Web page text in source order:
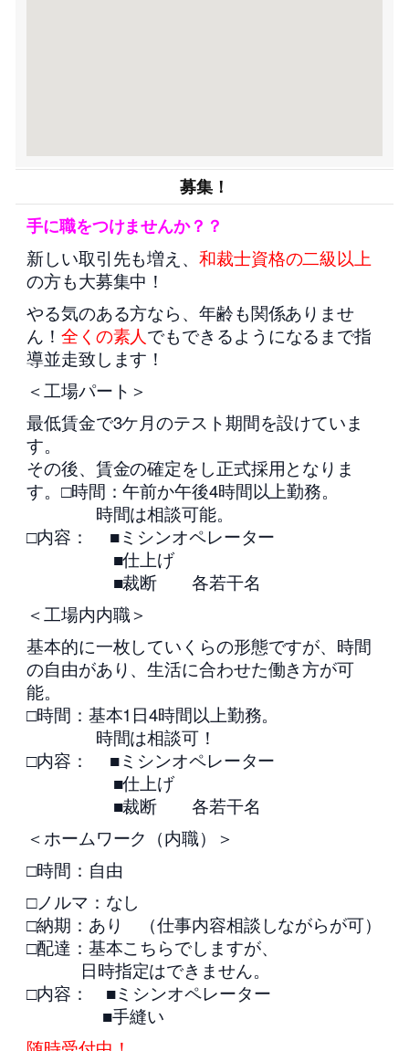
募集！
手に職をつけませんか？？
新しい取引先も増え、 和裁士資格の二級以上
の方も大募集中！
やる気のある方なら、年齢も関係ありませ
ん！ 全くの素人でもできるようになるまで指
導並走致します！
＜工場パート＞
最低賃金で3ケ月のテスト期間を設けていま
す。
その後、賃金の確定をし正式採用となりま
す。□時間：午前か午後4時間以上勤務。
時間は相談可能。
□内容： ■ミシンオペレーター
■仕上げ
■裁断 各若干名
＜工場内内職＞
基本的に一枚していくらの形態ですが、時間
の自由があり、生活に合わせた働き方が可
能。
□時間：基本1日4時間以上勤務。
時間は相談可！
□内容： ■ミシンオペレーター
■仕上げ
■裁断 各若干名
＜ホームワーク（内職）＞
□時間：自由
□ノルマ：なし
□納期：あり （仕事内容相談しながらが可）
□配達：基本こちらでしますが、
日時指定はできません。
□内容： ■ミシンオペレーター
■手縫い